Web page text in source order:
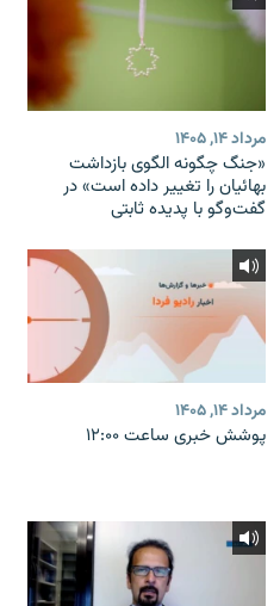
مرداد ۱۴, ۱۴۰۵
«جنگ چگونه الگوی بازداشت
بهائیان را تغییر داده است» در
گفت‌وگو با پدیده ثابتی
مرداد ۱۴, ۱۴۰۵
پوشش خبری ساعت ۱۲:۰۰